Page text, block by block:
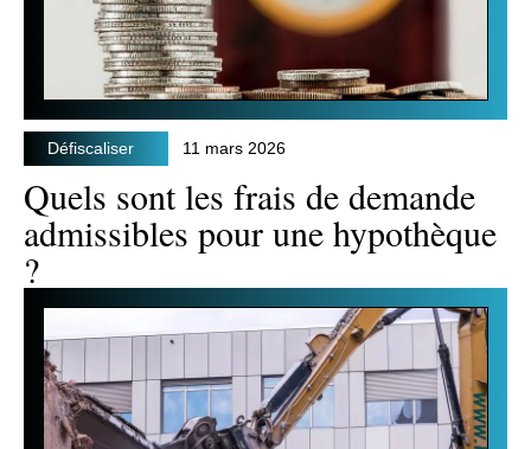
Défiscaliser 11 mars 2026
Quels sont les frais de demande
admissibles pour une hypothèque
?